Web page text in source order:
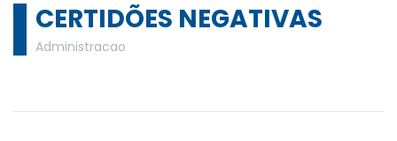
CERTIDÕES NEGATIVAS
Administracao